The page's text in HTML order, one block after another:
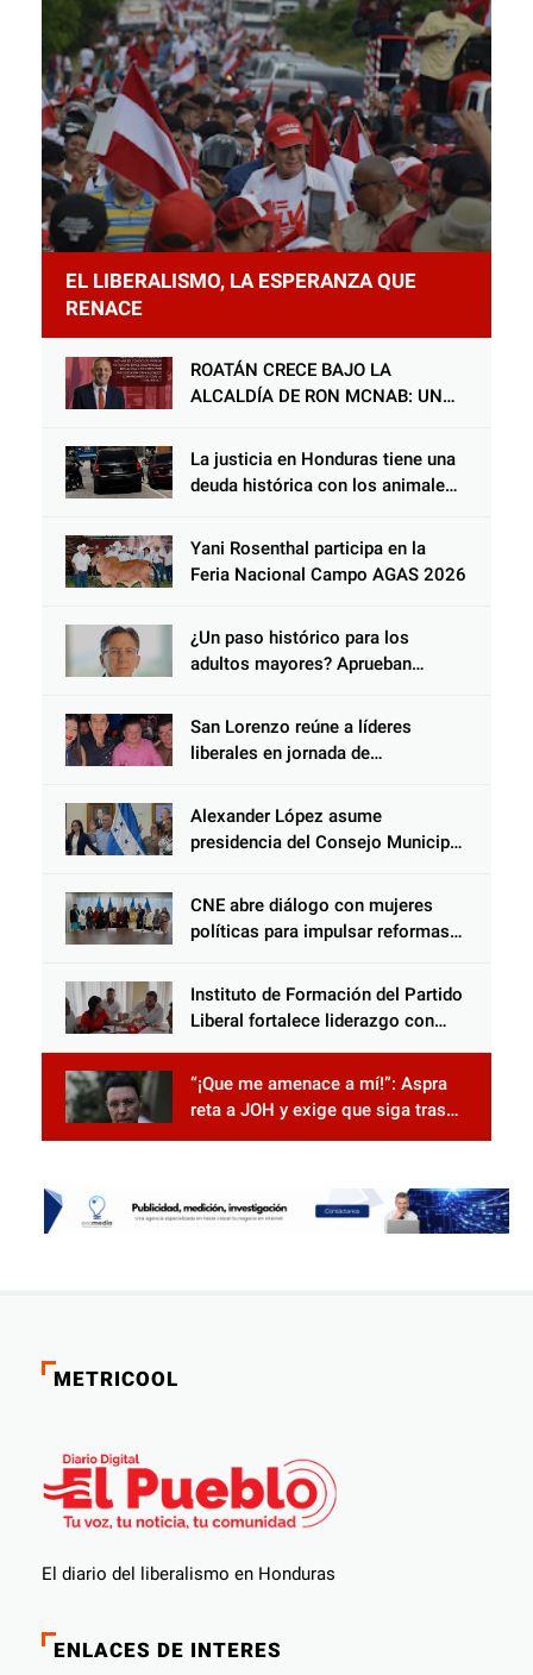
EL LIBERALISMO, LA ESPERANZA QUE
RENACE
ROATÁN CRECE BAJO LA
ALCALDÍA DE RON MCNAB: UN
COMUNIDAD Y DEL PARTIDO
LIBERAL
La justicia en Honduras tiene una
deuda histórica con los animales,
peso de la ley al responsable de
Choloma es consolidar un Estado
que protege al verdugo y
Yani Rosenthal participa en la
Feria Nacional Campo AGAS 2026
¿Un paso histórico para los
adultos mayores? Aprueban
Salomón Nazar para fortalecer su
protección en Honduras
San Lorenzo reúne a líderes
liberales en jornada de
Alexander López asume
presidencia del Consejo Municipal
Censo Nacional 2026
CNE abre diálogo con mujeres
políticas para impulsar reformas
Instituto de Formación del Partido
Liberal fortalece liderazgo con
“¡Que me amenace a mí!”: Aspra
reta a JOH y exige que siga tras
las rejas
METRICOOL
El diario del liberalismo en Honduras
ENLACES DE INTERES